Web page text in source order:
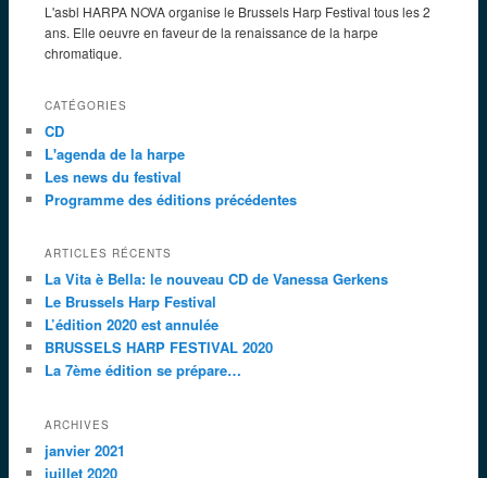
L'asbl HARPA NOVA organise le Brussels Harp Festival tous les 2
ans. Elle oeuvre en faveur de la renaissance de la harpe
chromatique.
CATÉGORIES
CD
L'agenda de la harpe
Les news du festival
Programme des éditions précédentes
ARTICLES RÉCENTS
La Vita è Bella: le nouveau CD de Vanessa Gerkens
Le Brussels Harp Festival
L’édition 2020 est annulée
BRUSSELS HARP FESTIVAL 2020
La 7ème édition se prépare…
ARCHIVES
janvier 2021
juillet 2020